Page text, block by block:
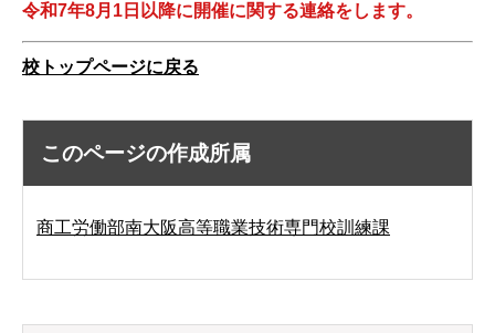
令和7年8月1日以降に開催に関する連絡をします。
校トップページに戻る
このページの作成所属
商工労働部南大阪高等職業技術専門校訓練課